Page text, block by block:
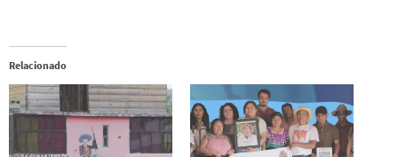
Relacionado